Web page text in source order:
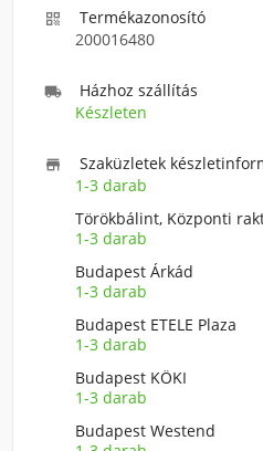

Termékazonosító
200016480

Házhoz szállítás
Készleten

Szaküzletek
1-3 darab
Törökbálint, Központi
1-3 darab
Budapest Árkád
1-3 darab
Budapest ETELE Plaza
1-3 darab
Budapest KÖKI
1-3 darab
Budapest Westend